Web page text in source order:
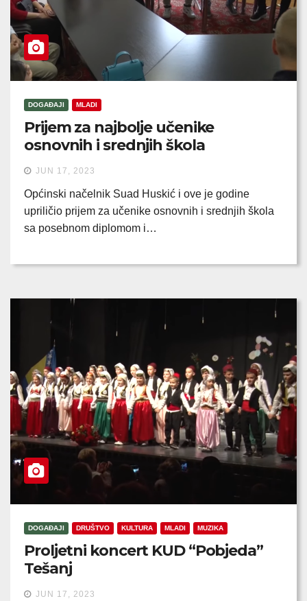
DOGAĐAJI MLADI
Prijem za najbolje učenike
osnovnih i srednjih škola
JUN 17, 2023
Općinski načelnik Suad Huskić i ove je godine
upriličio prijem za učenike osnovnih i srednjih škola
sa posebnom diplomom i…
DOGAĐAJI DRUŠTVO KULTURA MLADI MUZIKA
Proljetni koncert KUD “Pobjeda”
Tešanj
JUN 17, 2023